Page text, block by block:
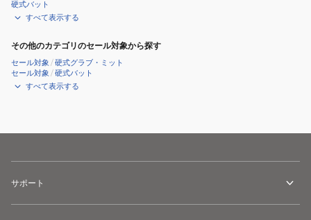
硬式バット
すべて表示する
その他のカテゴリのセール対象から探す
セール対象 /硬式グラブ・ミット
セール対象 /硬式バット
すべて表示する
サポート